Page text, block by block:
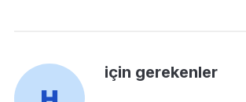
için gerekenler